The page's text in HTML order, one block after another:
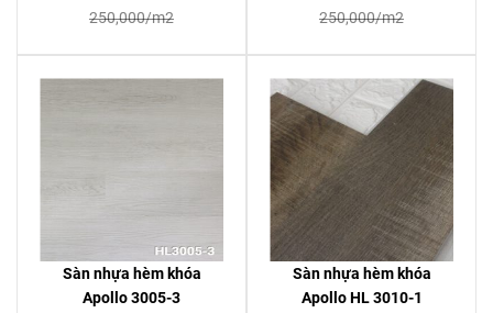
250,000/m2
250,000/m2
Sàn nhựa hèm khóa
Apollo 3005-3
Sàn nhựa hèm khóa
Apollo HL 3010-1